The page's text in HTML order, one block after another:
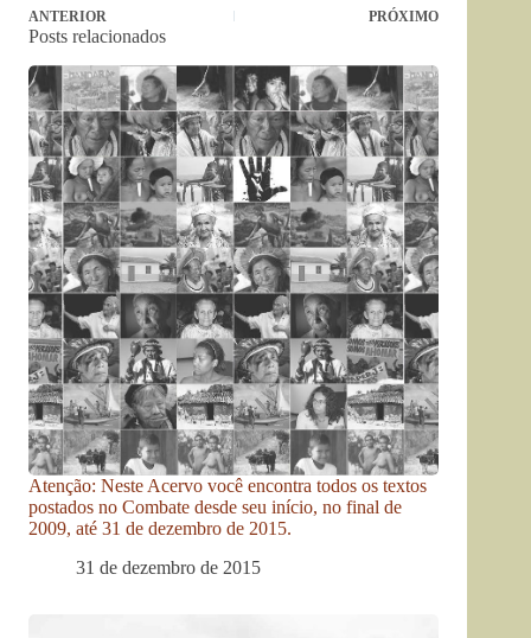
ANTERIOR PRÓXIMO
Posts relacionados
Atenção: Neste Acervo você encontra todos os textos
postados no Combate desde seu início, no final de
2009, até 31 de dezembro de 2015.
31 de dezembro de 2015